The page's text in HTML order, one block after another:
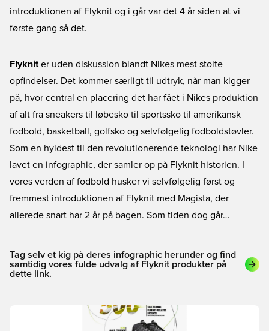
introduktionen af Flyknit og i går var det 4 år siden at vi
første gang så det.
Flyknit er uden diskussion blandt Nikes mest stolte
opfindelser. Det kommer særligt til udtryk, når man kigger
på, hvor central en placering det har fået i Nikes produktion
af alt fra sneakers til løbesko til sportssko til amerikansk
fodbold, basketball, golfsko og selvfølgelig fodboldstøvler.
Som en hyldest til den revolutionerende teknologi har Nike
lavet en infographic, der samler op på Flyknit historien. I
vores verden af fodbold husker vi selvfølgelig først og
fremmest introduktionen af Flyknit med Magista, der
allerede snart har 2 år på bagen. Som tiden dog går…
Tag selv et kig på deres infographic herunder og find
samtidig vores fulde udvalg af Flyknit produkter på
dette link.